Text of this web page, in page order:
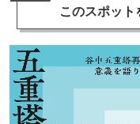
このスポット